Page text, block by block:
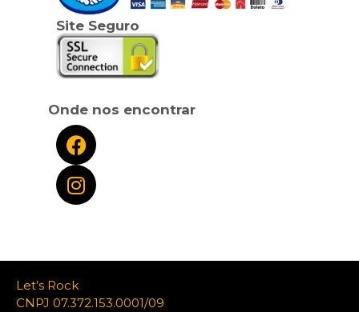
Site Seguro
Onde nos encontrar
Let’s Rock
CNPJ 07.372.153.0001/09